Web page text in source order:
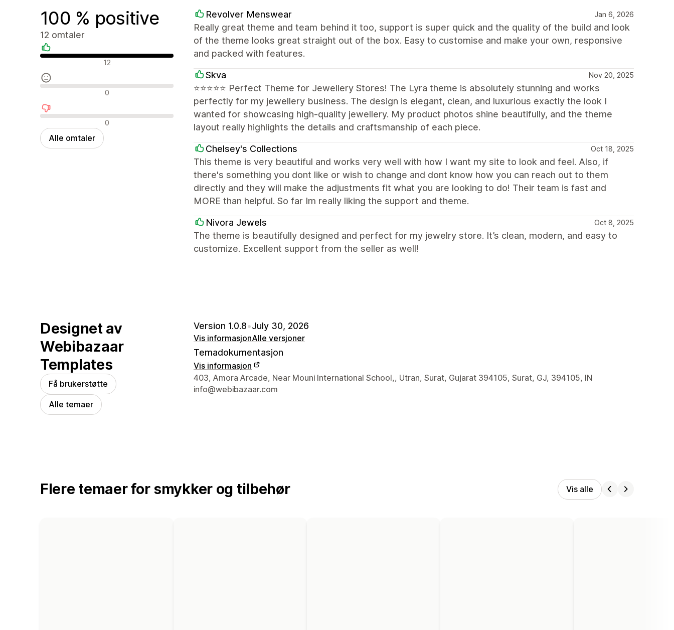
100 % positive
12 omtaler
Positive omtaler 12
Nøytrale omtaler 0
Negative omtaler 0
Alle omtaler
Revolver Menswear Jan 6, 2026
Really great theme and team behind it too, support is super quick and the quality of the build and look
of the theme looks great straight out of the box. Easy to customise and make your own, responsive
and packed with features.
Skva Nov 20, 2025
⭐️⭐️⭐️⭐️⭐️ Perfect Theme for Jewellery Stores! The Lyra theme is absolutely stunning and works
perfectly for my jewellery business. The design is elegant, clean, and luxurious exactly the look I
wanted for showcasing high-quality jewellery. My product photos shine beautifully, and the theme
layout really highlights the details and craftsmanship of each piece.
Chelsey's Collections Oct 18, 2025
This theme is very beautiful and works very well with how I want my site to look and feel. Also, if
there's something you dont like or wish to change and dont know how you can reach out to them
directly and they will make the adjustments fit what you are looking to do! Their team is fast and
MORE than helpful. So far Im really liking the support and theme.
Nivora Jewels Oct 8, 2025
The theme is beautifully designed and perfect for my jewelry store. It’s clean, modern, and easy to
customize. Excellent support from the seller as well!
Designet av
Webibazaar
Templates
Få brukerstøtte
Alle temaer
Version 1.0.8•July 30, 2026
Vis informasjonAlle versjoner
Temadokumentasjon
Vis informasjon
Designerens kontaktinfo
403, Amora Arcade, Near Mouni International School,, Utran, Surat, Gujarat 394105, Surat, GJ, 394105, IN
info@webibazaar.com
Flere temaer for smykker og tilbehør Vis alle